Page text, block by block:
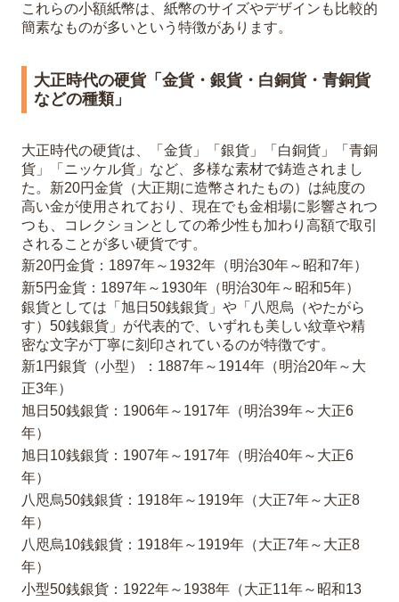
これらの小額紙幣は、紙幣のサイズやデザインも比較的
簡素なものが多いという特徴があります。
大正時代の硬貨「金貨・銀貨・白銅貨・青銅貨
などの種類」
大正時代の硬貨は、「金貨」「銀貨」「白銅貨」「青銅
貨」「ニッケル貨」など、多様な素材で鋳造されまし
た。新20円金貨（大正期に造幣されたもの）は純度の
高い金が使用されており、現在でも金相場に影響されつ
つも、コレクションとしての希少性も加わり高額で取引
されることが多い硬貨です。
新20円金貨：1897年～1932年（明治30年～昭和7年）
新5円金貨：1897年～1930年（明治30年～昭和5年）
銀貨としては「旭日50銭銀貨」や「八咫烏（やたがら
す）50銭銀貨」が代表的で、いずれも美しい紋章や精
密な文字が丁寧に刻印されているのが特徴です。
新1円銀貨（小型）：1887年～1914年（明治20年～大
正3年）
旭日50銭銀貨：1906年～1917年（明治39年～大正6
年）
旭日10銭銀貨：1907年～1917年（明治40年～大正6
年）
八咫烏50銭銀貨：1918年～1919年（大正7年～大正8
年）
八咫烏10銭銀貨：1918年～1919年（大正7年～大正8
年）
小型50銭銀貨：1922年～1938年（大正11年～昭和13